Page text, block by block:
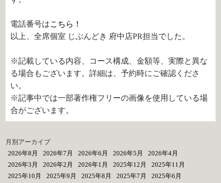
電話番号はこちら！
以上、全席個室 じぶんどき 府中店PR担当でした。
※記載している内容、コース構成、金額等、実際と異な
る場合もございます。詳細は、予約時にご確認くださ
い。
※記事中では一部著作権フリーの画像を使用している場
合がございます。
月別アーカイブ
2026年8月
2026年7月 2026年6月 2026年5月
2026年4月
2026年3月
2026年2月 2026年1月 2025年12月
2025年11月
2025年10月
2025年9月 2025年8月 2025年7月
2025年6月